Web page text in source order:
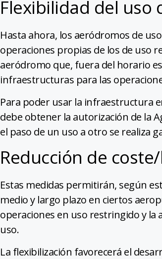
Flexibilidad del uso
Hasta ahora, los aeródromos de
operaciones propias de los de uso
aeródromo que, fuera del horario
infraestructuras para las
Para poder usar la infraestructura
debe obtener la autorización de la
el paso de un uso a otro se realiza
Reducción de
Estas medidas permitirán, según
medio y largo plazo en ciertos
operaciones en uso restringido y la
uso.
La flexibilización favorecerá el